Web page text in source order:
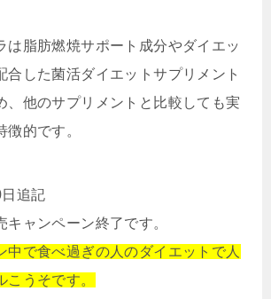
は脂肪燃焼サポート成分やダイエッ
合した菌活ダイエットサプリメント
、他のサプリメントと比較しても実
的です。
追記
キャンペーン終了です。
中で食べ過ぎの人のダイエットで人
うそです。